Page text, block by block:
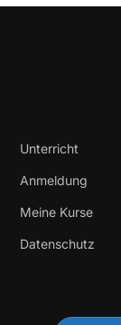
Unterricht
Anmeldung
Meine Kurse
Datenschutz